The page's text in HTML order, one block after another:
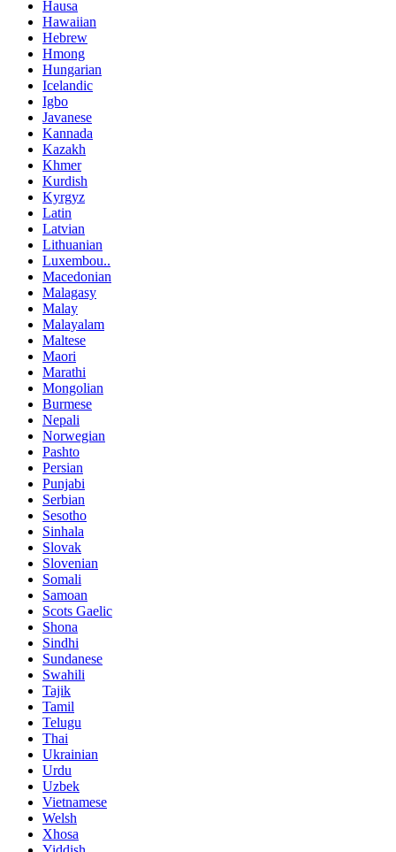
Hausa
Hawaiian
Hebrew
Hmong
Hungarian
Icelandic
Igbo
Javanese
Kannada
Kazakh
Khmer
Kurdish
Kyrgyz
Latin
Latvian
Lithuanian
Luxembou..
Macedonian
Malagasy
Malay
Malayalam
Maltese
Maori
Marathi
Mongolian
Burmese
Nepali
Norwegian
Pashto
Persian
Punjabi
Serbian
Sesotho
Sinhala
Slovak
Slovenian
Somali
Samoan
Scots Gaelic
Shona
Sindhi
Sundanese
Swahili
Tajik
Tamil
Telugu
Thai
Ukrainian
Urdu
Uzbek
Vietnamese
Welsh
Xhosa